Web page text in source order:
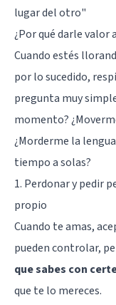
lugar del otro"
¿Por qué darle valor
Cuando estés
por lo sucedido,
pregunta muy
momento?
¿Morderme la
tiempo a solas?
1. Perdonar y pedir
propio
Cuando te amas,
pueden controlar,
que sabes con
que te lo mereces.